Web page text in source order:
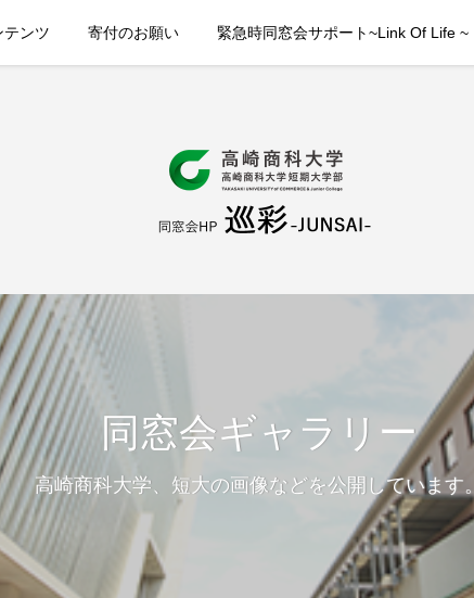
テンツ 寄付のお願い 緊急時同窓会サポート~Link Of Life ~
同窓会ギャラリー
高崎商科大学、短大の画像などを公開しています。